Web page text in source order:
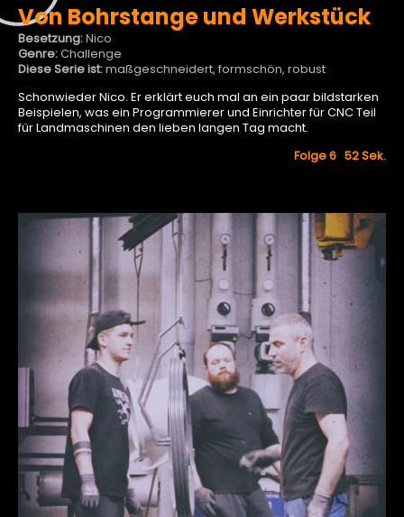
Von Bohrstange und Werkstück
Besetzung:Nico
Genre:Challenge
Diese Serie ist:maßgeschneidert, formschön, robust
Schonwieder Nico. Er erklärt euch mal an ein paar bildstarken
Beispielen, was ein Programmierer und Einrichter für CNC Teil
für Landmaschinen den lieben langen Tag macht.
Folge 6 52Sek.